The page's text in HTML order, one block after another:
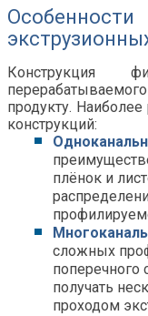
Конструкция
продукту.
конструкций:
плёнок и
сложных
поперечного
получать
проходом